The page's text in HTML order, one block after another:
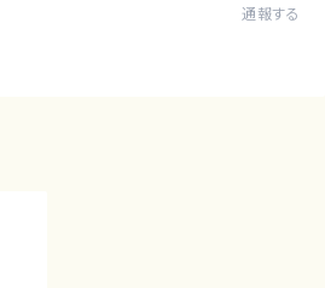
通報する